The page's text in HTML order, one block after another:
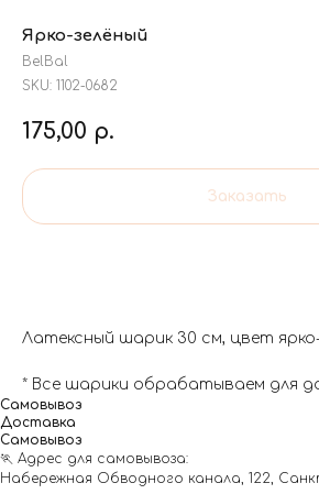
Ярко-зелёный
BelBal
SKU: 1102-0682
175,00 р.
Заказать
Латексный шарик 30 см, цвет
* Все шарики обрабатываем для
Самовывоз
Доставка
Самовывоз
🏃 Адрес для самовывоза:
Набережная Обводного канала, 122,